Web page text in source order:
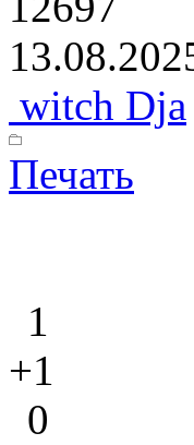
witch Dja
Печать
1
+1
0